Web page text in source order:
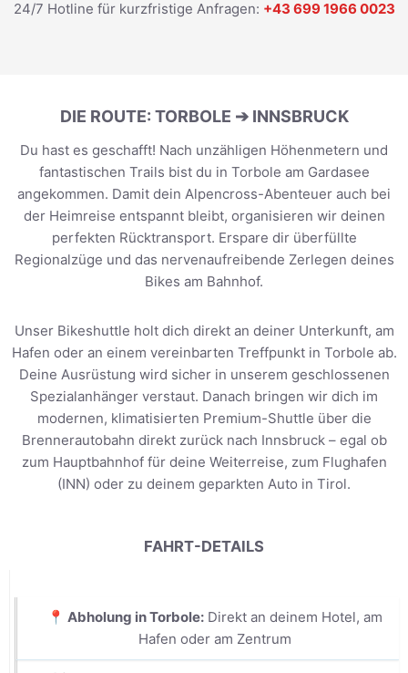
24/7 Hotline für kurzfristige Anfragen: +43 699 1966 0023
DIE ROUTE: TORBOLE ➔ INNSBRUCK
Du hast es geschafft! Nach unzähligen Höhenmetern und
fantastischen Trails bist du in Torbole am Gardasee
angekommen. Damit dein Alpencross-Abenteuer auch bei
der Heimreise entspannt bleibt, organisieren wir deinen
perfekten Rücktransport. Erspare dir überfüllte
Regionalzüge und das nervenaufreibende Zerlegen deines
Bikes am Bahnhof.
Unser Bikeshuttle holt dich direkt an deiner Unterkunft, am
Hafen oder an einem vereinbarten Treffpunkt in Torbole ab.
Deine Ausrüstung wird sicher in unserem geschlossenen
Spezialanhänger verstaut. Danach bringen wir dich im
modernen, klimatisierten Premium-Shuttle über die
Brennerautobahn direkt zurück nach Innsbruck – egal ob
zum Hauptbahnhof für deine Weiterreise, zum Flughafen
(INN) oder zu deinem geparkten Auto in Tirol.
FAHRT-DETAILS
📍 Abholung in Torbole: Direkt an deinem Hotel, am
Hafen oder am Zentrum